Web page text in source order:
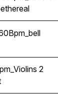
ethereal
2
2